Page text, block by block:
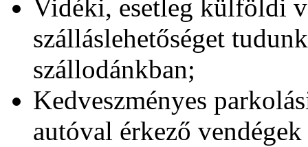
Vidéki, esetleg külföldi
szálláslehetőséget
szállodánkban;
Kedveszményes
autóval érkező vendégek